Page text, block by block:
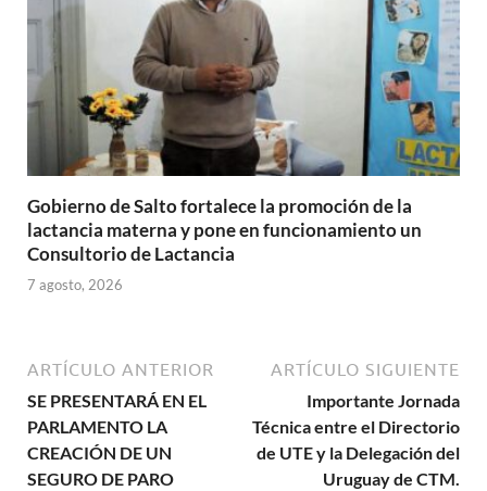
Gobierno de Salto fortalece la promoción de la
lactancia materna y pone en funcionamiento un
Consultorio de Lactancia
7 agosto, 2026
ARTÍCULO ANTERIOR
SE PRESENTARÁ EN EL
PARLAMENTO LA
CREACIÓN DE UN
SEGURO DE PARO
ARTÍCULO SIGUIENTE
Importante Jornada
Técnica entre el Directorio
de UTE y la Delegación del
Uruguay de CTM.